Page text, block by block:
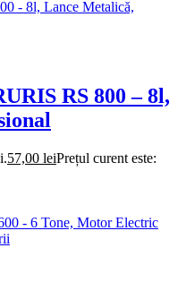
RS 800 – 8l,
57,00 leiPrețul curent este: